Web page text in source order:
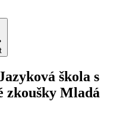
škola s
zkoušky Mladá